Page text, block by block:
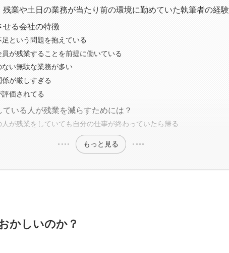
残業や土日の業務が当たり前の環境に勤めていた執筆者の経験
せる会社の特徴
足という問題を抱えている
員が残業することを前提に働いている
ない無駄な業務が多い
係が厳しすぎる
評価されてる
ている人が残業を減らすためには？
人が残業をしていても自分の仕事が終わっていたら帰る
もっと見る
かしいのか？